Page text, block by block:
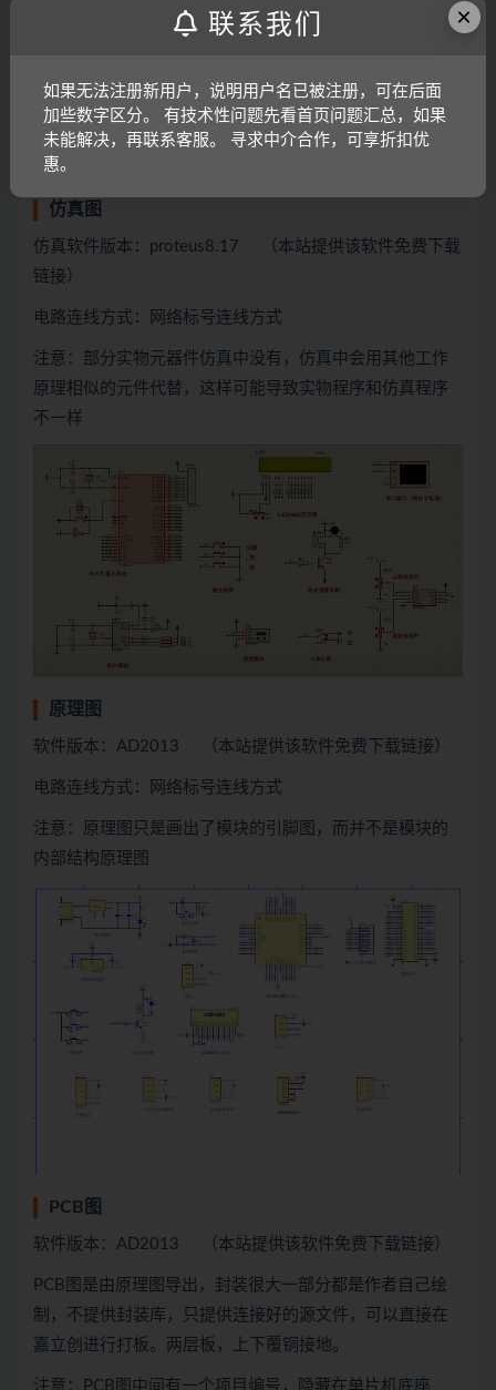
仿真图
仿真软件版本：proteus8.17 （本站提供该软件免费下载
链接）
电路连线方式：网络标号连线方式
注意：部分实物元器件仿真中没有，仿真中会用 其他 工作
原理相似的元件代替，这样可能导致实物程序和仿真程序
不一样
原理图
软件版本：AD2013 （本站提供该软件免费下载链接）
电路连线方式：网络标号连线方式
注意：原理图只是画出了模块的引脚图，而并不是模块的
内部结构原理图
PCB图
软件版本：AD2013 （本站提供该软件免费下载链接）
PCB图是由原理图导出，封装很大一部分都是作者自己绘
制，不提供封装库，只提供连接好的源文件，可以直接在
嘉立创进行打板。两层板，上下覆铜接地。
注意：PCB图中间有一个项目编号，隐藏在单片机底座
×
联系我们
如果无法注册新用户，说明用户名已被注册，可在后面
加些数字区分。 有技术性问题先看首页问题汇总，如果
未能解决，再联系客服。 寻求中介合作，可享折扣优
惠。